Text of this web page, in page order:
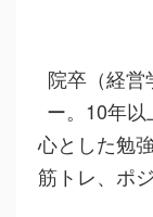
院卒（経
ー。10年
心とした勉
筋トレ、ポ